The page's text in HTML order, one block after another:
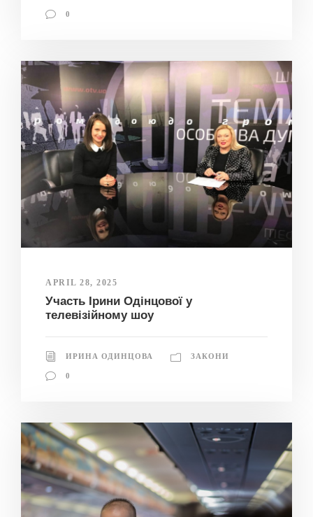
0
APRIL 28, 2025
Участь Ірини Одінцової у
телевізійному шоу
ИРИНА ОДИНЦОВА ЗАКОНИ
0